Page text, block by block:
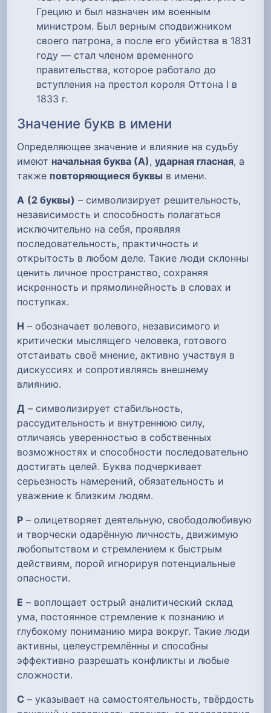
Грецию и был назначен им военным
министром. Был верным сподвижником
своего патрона, а после его убийства в 1831
году — стал членом временного
правительства, которое работало до
вступления на престол короля Оттона I в
1833 г.
Значение букв в имени
Определяющее значение и влияние на судьбу
имеют начальная буква (А), ударная гласная, а
также повторяющиеся буквы в имени.
А (2 буквы) – символизирует решительность,
независимость и способность полагаться
исключительно на себя, проявляя
последовательность, практичность и
открытость в любом деле. Такие люди склонны
ценить личное пространство, сохраняя
искренность и прямолинейность в словах и
поступках.
Н – обозначает волевого, независимого и
критически мыслящего человека, готового
отстаивать своё мнение, активно участвуя в
дискуссиях и сопротивляясь внешнему
влиянию.
Д – символизирует стабильность,
рассудительность и внутреннюю силу,
отличаясь уверенностью в собственных
возможностях и способности последовательно
достигать целей. Буква подчеркивает
серьезность намерений, обязательность и
уважение к близким людям.
Р – олицетворяет деятельную, свободолюбивую
и творчески одарённую личность, движимую
любопытством и стремлением к быстрым
действиям, порой игнорируя потенциальные
опасности.
Е – воплощает острый аналитический склад
ума, постоянное стремление к познанию и
глубокому пониманию мира вокруг. Такие люди
активны, целеустремлённы и способны
эффективно разрешать конфликты и любые
сложности.
С – указывает на самостоятельность, твёрдость